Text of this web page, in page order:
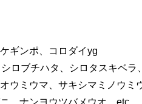
ギンポ、コロダイyg
ロブチハタ、シロタスキベラ、
ウミウマ、サキシマミノウミ